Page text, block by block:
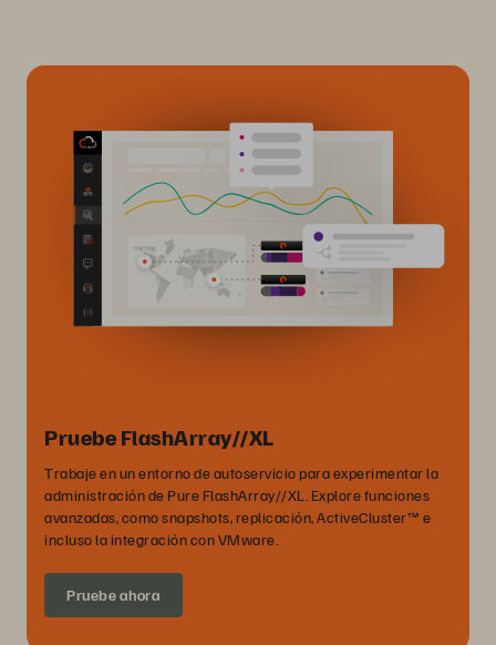
Pruebe FlashArray//XL
Trabaje en un entorno de autoservicio para experimentar la
administración de Pure FlashArray//XL. Explore funciones
avanzadas, como snapshots, replicación, ActiveCluster™ e
incluso la integración con VMware.
Pruebe ahora